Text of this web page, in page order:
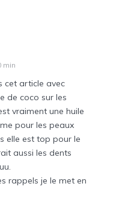
min
cet article avec
de coco sur les
vraiment une huile
pour les peaux
elle est top pour le
aussi les dents
rappels je le met en